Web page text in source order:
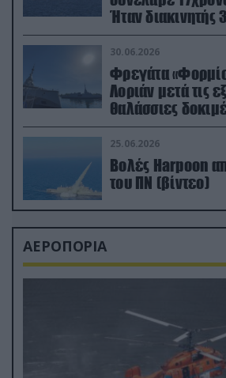
Ήταν
μεταναστών
30.06.2026
Φρεγάτα
Λοριάν μετά τις
θαλάσσιες δοκιμές στον
απαιτητικό
25.06.2026
Βολές Harpoon
του ΠΝ (βίντεο)
ΑΕΡΟΠΟΡΙΑ